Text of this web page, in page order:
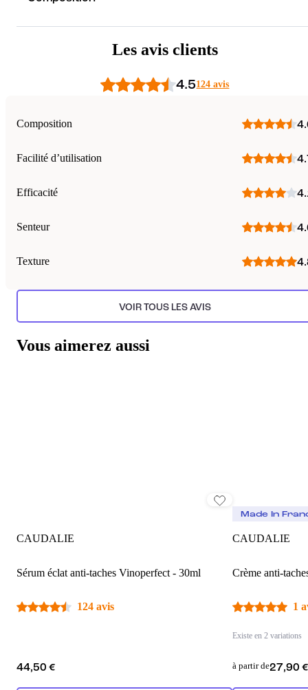
Les avis clients
4.5124 avis
Composition
Facilité d’utilisation
Efficacité
Senteur
Texture
VOIR TOUS LES AVIS
Vous aimerez aussi
CAUDALIE
Sérum éclat anti-taches Vinoperfect - 30ml
124 avis
44,50 €
Made In
CAUDALIE
Crème anti-
1
Existe en 2 variations
à partir de27,90 €